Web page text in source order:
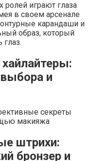
ролей играют глаза
в своем арсенале
карандаши и
образ, который
глаз.
и
штрихи:
бронзер и